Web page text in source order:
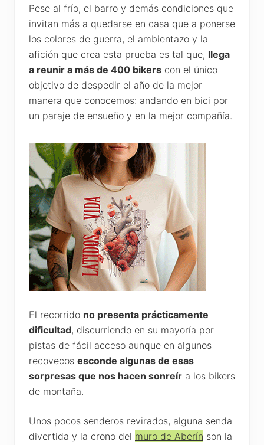
Pese al frío, el barro y demás condiciones que
invitan más a quedarse en casa que a ponerse
los colores de guerra, el ambientazo y la
afición que crea esta prueba es tal que, llega
a reunir a más de 400 bikers con el único
objetivo de despedir el año de la mejor
manera que conocemos: andando en bici por
un paraje de ensueño y en la mejor compañía.
El recorrido no presenta prácticamente
dificultad, discurriendo en su mayoría por
pistas de fácil acceso aunque en algunos
recovecos esconde algunas de esas
sorpresas que nos hacen sonreír a los bikers
de montaña.
Unos pocos senderos revirados, alguna senda
divertida y la crono del muro de Aberín son la